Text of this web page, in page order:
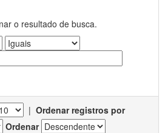
o resultado de busca.
| Ordenar registros por
Ordenar